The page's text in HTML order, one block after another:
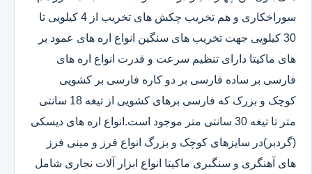
سوراخکاری و هم تخریب چکش های تخریب از 4 کیلویی تا
30 کیلویی جهت تخریب های سنگین انواع اره های عمود بر
های ماکیتا دارای تنظیم سرعت و قدرت انواع اره های
فارسی بر ساده فارسی بر دو کاره فارسی بر کشویی
کوچک و بزرک که فارسی برهای کشویی از تیغه 18 سانتی
متر تا تیغه 30 سانتی متر موجود است.انواع اره های دیسکی
(گردبر)در سایزهای کوچک و بزرگ انواع فرز و مینی فرز
های آهنگری و سنگبری ماکیتا انواع ابزار آلات نجاری شامل